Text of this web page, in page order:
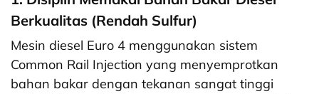
Berkualitas (Rendah Sulfur)
Mesin diesel Euro 4 menggunakan sistem
Common Rail Injection yang menyemprotkan
bahan bakar dengan tekanan sangat tinggi